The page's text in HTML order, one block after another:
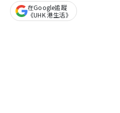
在Google追蹤
《UHK 港生活》